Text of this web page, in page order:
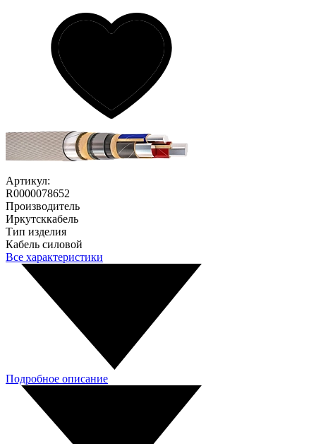
Артикул:
R0000078652
Производитель
Иркутсккабель
Тип изделия
Кабель силовой
Все характеристики
Подробное описание